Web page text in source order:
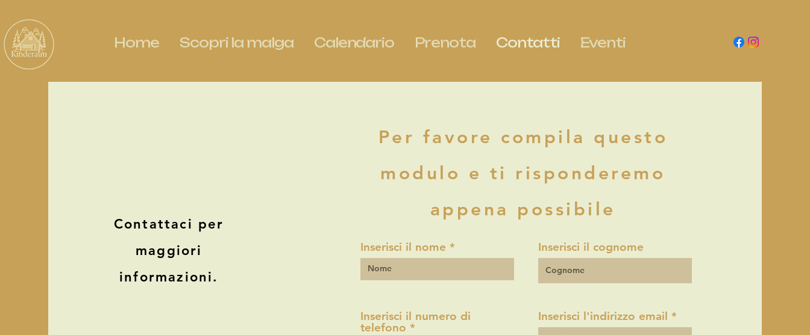
Home Scopri la malga Calendario Prenota Contatti Eventi
Contattaci per
maggiori
informazioni.
Per favore compila questo
modulo e ti risponderemo
appena possibile
Inserisci il nome Inserisci il cognome
Inserisci il numero di
telefono
Inserisci l'indirizzo email